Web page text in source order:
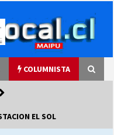
COLUMNISTA
EL SOL